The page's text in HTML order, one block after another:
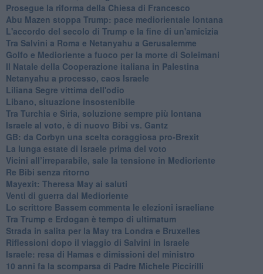
Prosegue la riforma della Chiesa di Francesco
Abu Mazen stoppa Trump: pace mediorientale lontana
L'accordo del secolo di Trump e la fine di un'amicizia
Tra Salvini a Roma e Netanyahu a Gerusalemme
Golfo e Medioriente a fuoco per la morte di Soleimani
Il Natale della Cooperazione italiana in Palestina
Netanyahu a processo, caos Israele
Liliana Segre vittima dell'odio
Libano, situazione insostenibile
Tra Turchia e Siria, soluzione sempre più lontana
Israele al voto, è di nuovo Bibi vs. Gantz
GB: da Corbyn una scelta coraggiosa pro-Brexit
La lunga estate di Israele prima del voto
Vicini all’irreparabile, sale la tensione in Medioriente
Re Bibi senza ritorno
Mayexit: Theresa May ai saluti
Venti di guerra dal Medioriente
Lo scrittore Bassem commenta le elezioni israeliane
Tra Trump e Erdogan è tempo di ultimatum
Strada in salita per la May tra Londra e Bruxelles
Riflessioni dopo il viaggio di Salvini in Israele
Israele: resa di Hamas e dimissioni del ministro
10 anni fa la scomparsa di Padre Michele Piccirilli